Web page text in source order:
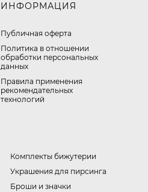
ИНФОРМАЦИЯ
Публичная оферта
​Политика в отношении
обработки персональных
данных
Правила применения
рекомендательных
технологий
Комплекты бижутерии
Украшения для пирсинга
Броши и значки